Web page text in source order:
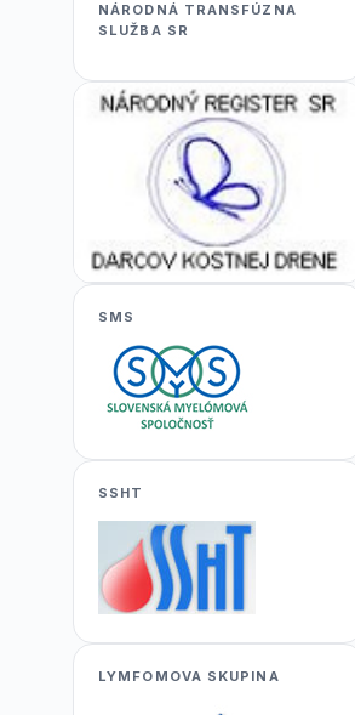
NÁRODNÁ TRANSFÚZNA
SLUŽBA SR
SMS
SSHT
LYMFOMOVA SKUPINA